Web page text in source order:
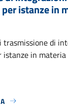
istanze in
trasmissione di
istanze in